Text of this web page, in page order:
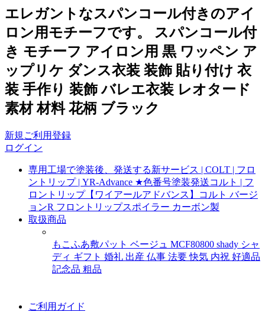
エレガントなスパンコール付きのアイ
ロン用モチーフです。 スパンコール付
き モチーフ アイロン用 黒 ワッペン ア
ップリケ ダンス衣装 装飾 貼り付け 衣
装 手作り 装飾 バレエ衣装 レオタード
素材 材料 花柄 ブラック
新規ご利用登録
ログイン
専用工場で塗装後、発送する新サービス | COLT | フロ
ントリップ | YR-Advance ★色番号塗装発送コルト | フ
ロントリップ【ワイアールアドバンス】コルト バージ
ョンR フロントリップスポイラー カーボン製
取扱商品
もこふあ敷パット ベージュ MCF80800 shady シャ
ディ ギフト 婚礼 出産 仏事 法要 快気 内祝 好適品
記念品 粗品
ご利用ガイド